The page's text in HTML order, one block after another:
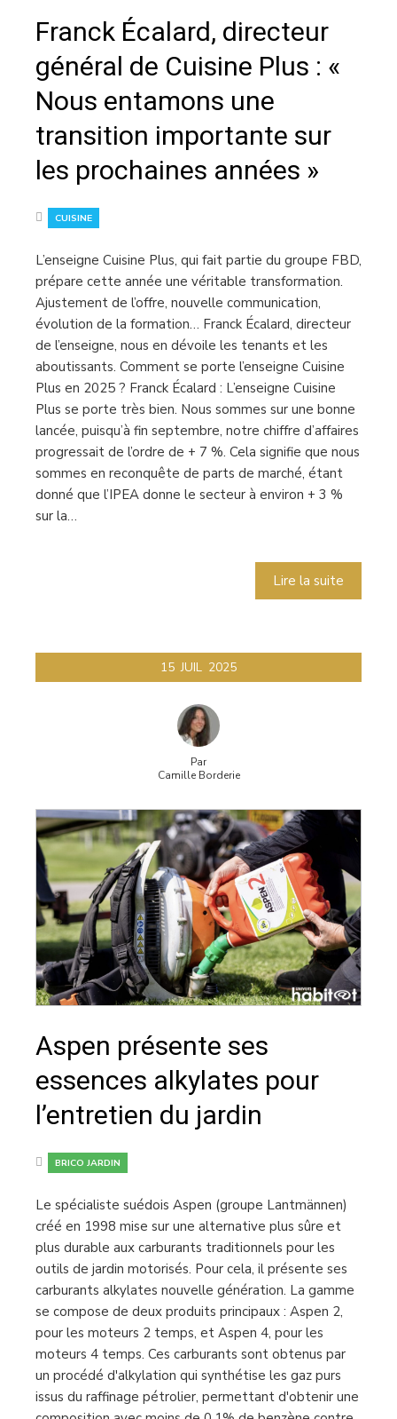
Franck Écalard, directeur
général de Cuisine Plus : «
Nous entamons une
transition importante sur
les prochaines années »
CUISINE
L’enseigne Cuisine Plus, qui fait partie du groupe FBD,
prépare cette année une véritable transformation.
Ajustement de l’offre, nouvelle communication,
évolution de la formation… Franck Écalard, directeur
de l’enseigne, nous en dévoile les tenants et les
aboutissants. Comment se porte l’enseigne Cuisine
Plus en 2025 ? Franck Écalard : L’enseigne Cuisine
Plus se porte très bien. Nous sommes sur une bonne
lancée, puisqu’à fin septembre, notre chiffre d’affaires
progressait de l’ordre de + 7 %. Cela signifie que nous
sommes en reconquête de parts de marché, étant
donné que l’IPEA donne le secteur à environ + 3 %
sur la…
Lire la suite
15 JUIL 2025
Par
Camille Borderie
Aspen présente ses
essences alkylates pour
l’entretien du jardin
BRICO JARDIN
Le spécialiste suédois Aspen (groupe Lantmännen)
créé en 1998 mise sur une alternative plus sûre et
plus durable aux carburants traditionnels pour les
outils de jardin motorisés. Pour cela, il présente ses
carburants alkylates nouvelle génération. La gamme
se compose de deux produits principaux : Aspen 2,
pour les moteurs 2 temps, et Aspen 4, pour les
moteurs 4 temps. Ces carburants sont obtenus par
un procédé d'alkylation qui synthétise les gaz purs
issus du raffinage pétrolier, permettant d'obtenir une